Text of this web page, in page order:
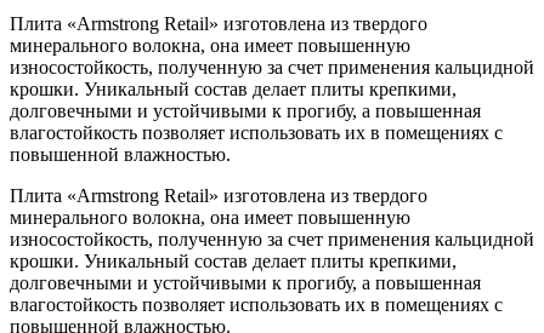
Плита «Armstrong Retail» изготовлена ​​из твердого
минерального волокна, она имеет повышенную
износостойкость, полученную за счет применения кальцидной
крошки. Уникальный состав делает плиты крепкими,
долговечными и устойчивыми к прогибу, а повышенная
влагостойкость позволяет использовать их в помещениях с
повышенной влажностью.
Плита «Armstrong Retail» изготовлена ​​из твердого
минерального волокна, она имеет повышенную
износостойкость, полученную за счет применения кальцидной
крошки. Уникальный состав делает плиты крепкими,
долговечными и устойчивыми к прогибу, а повышенная
влагостойкость позволяет использовать их в помещениях с
повышенной влажностью.